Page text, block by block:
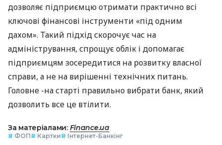
дозволяє підприємцю отримати практично всі
ключові фінансові інструменти «під одним
дахом». Такий підхід скорочує час на
адміністрування, спрощує облік і допомагає
підприємцям зосередитися на розвитку власної
справи, а не на вирішенні технічних питань.
Головне -на старті правильно вибрати банк, який
дозволить все це втілити.
За матеріалами: Finance.ua
# ФОП# Картки# Інтернет-Банкінг